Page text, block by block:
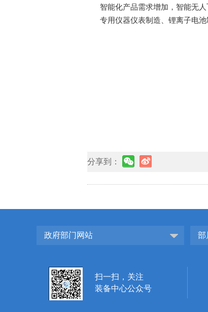
智能化产品需求增加，智能无
专用仪器仪表制造、锂离子电池
分享到：
政府部门网站 部
扫一扫，关注
装备中心公众号